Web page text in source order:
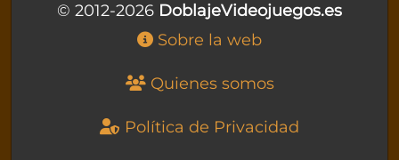
© 2012-2026 DoblajeVideojuegos.es
Sobre la web
Quienes somos
Política de Privacidad